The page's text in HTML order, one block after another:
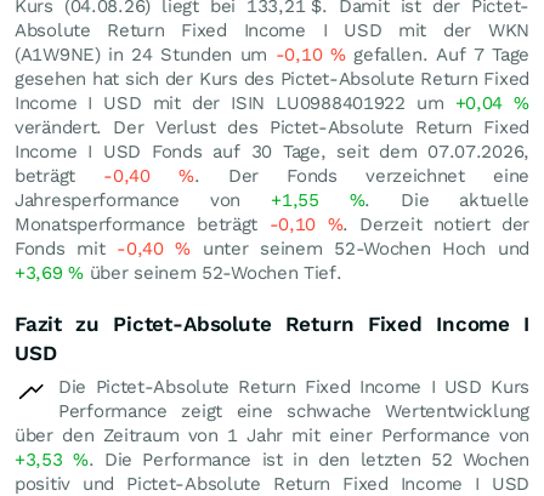
Kurs (04.08.26) liegt bei 133,21 $. Damit ist der Pictet-
Absolute Return Fixed Income I USD mit der WKN
(A1W9NE) in 24 Stunden um -0,10 %gefallen. Auf 7 Tage
gesehen hat sich der Kurs des Pictet-Absolute Return Fixed
Income I USD mit der ISIN LU0988401922 um +0,04%
verändert. Der Verlust des Pictet-Absolute Return Fixed
Income I USD Fonds auf 30 Tage, seit dem 07.07.2026,
beträgt -0,40%. Der Fonds verzeichnet eine
Jahresperformance von +1,55 %. Die aktuelle
Monatsperformance beträgt -0,10 %. Derzeit notiert der
Fonds mit -0,40% unter seinem 52-Wochen Hoch und
+3,69%über seinem 52-Wochen Tief.
Fazit zu Pictet-Absolute Return Fixed Income I
USD
Die Pictet-Absolute Return Fixed Income I USD Kurs
Performance zeigt eine schwache Wertentwicklung
über den Zeitraum von 1 Jahr mit einer Performance von
+3,53 %. Die Performance ist in den letzten 52 Wochen
positiv und Pictet-Absolute Return Fixed Income I USD